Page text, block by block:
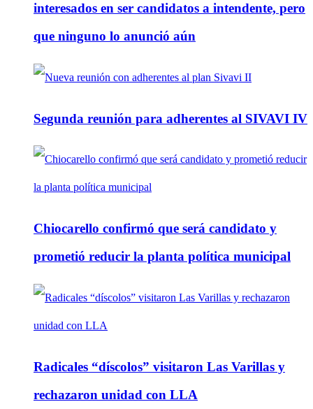
interesados en ser candidatos a intendente, pero
que ninguno lo anunció aún
Segunda reunión para adherentes al SIVAVI IV
Chiocarello confirmó que será candidato y
prometió reducir la planta política municipal
Radicales “díscolos” visitaron Las Varillas y
rechazaron unidad con LLA